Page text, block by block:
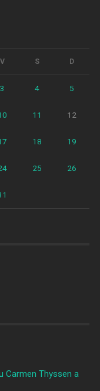
V S D
3 4 5
11 12
18 19
25 26
Carmen Thyssen a